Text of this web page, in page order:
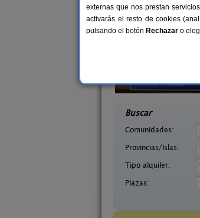
40 €
Buscar
Comunidades:
Provincias/Islas:
Tipo alquiler:
Plazas:
externas que nos prestan
activarás el resto de cookies
pulsando el botón Rechazar o